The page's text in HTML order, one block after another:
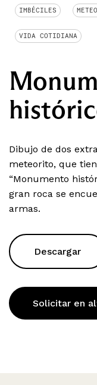
IMBÉCILES
VIDA COTIDIANA
Dibujo de dos
meteorito, que
“Monumento
gran roca se
armas.
Descargar
Solicitar en